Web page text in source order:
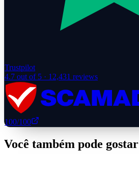
Trustpilot
4.7 out of 5 · 12,431 reviews
100/100
Você também pode gostar